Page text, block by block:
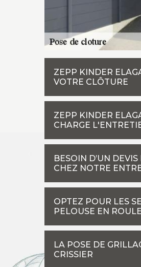
ZEPP KINDER
VOTRE CLÔTURE
ZEPP KINDER
CHARGE
BESOIN D’UN
CHEZ NOTRE
OPTEZ POUR LES
PELOUSE EN
LA POSE DE
CRISSIER